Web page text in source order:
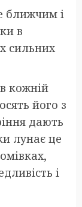
ближчим і
в
сильних
кожній
його з
дають
лунає це
і